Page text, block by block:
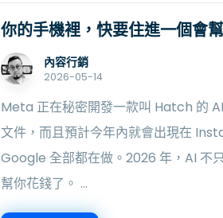
你的手機裡，快要住進一個會
內容行銷
2026-05-14
Meta 正在秘密開發一款叫 Hatch 的
文件，而且預計今年內就會出現在
Google 全部都在做。2026 年，AI 不
幫你花錢了。 ...